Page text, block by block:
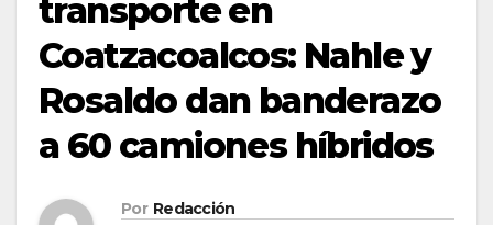
transporte en
Coatzacoalcos: Nahle y
Rosaldo dan banderazo
a 60 camiones híbridos
Por Redacción